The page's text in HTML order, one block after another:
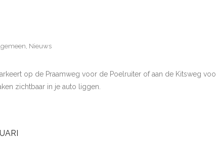
, Nieuws
op de Praamweg voor de Poelruiter of aan de Kitsweg
zichtbaar in je auto liggen.